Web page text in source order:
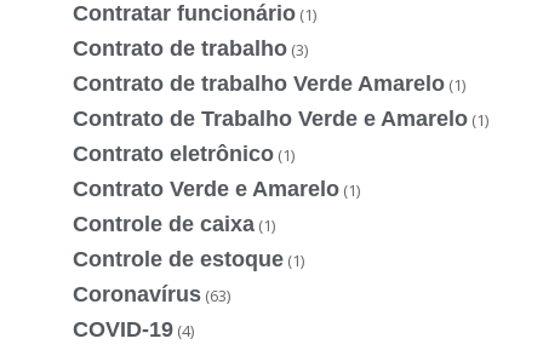
Contratar funcionário (1)
Contrato de trabalho (3)
Contrato de trabalho Verde Amarelo (1)
Contrato de Trabalho Verde e Amarelo (1)
Contrato eletrônico (1)
Contrato Verde e Amarelo (1)
Controle de caixa (1)
Controle de estoque (1)
Coronavírus (63)
COVID-19 (4)